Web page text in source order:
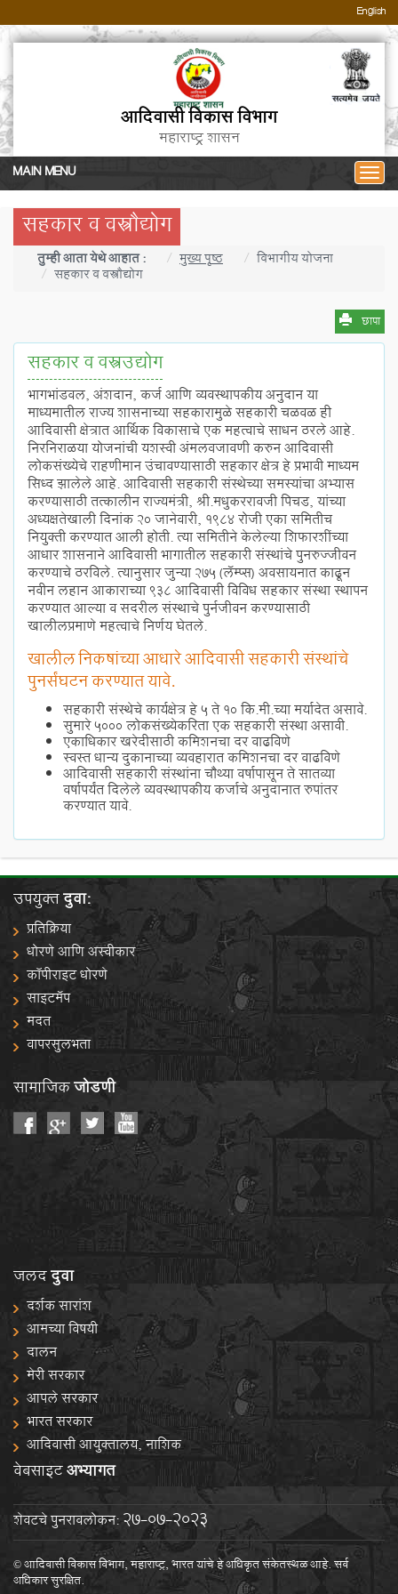
आदिवासी विकास विभाग
महाराष्ट्र शासन
MAIN MENU
सहकार व वस्त्रौद्योग
तुम्ही आता येथे आहात : मुख्य पृष्ठ विभागीय योजना
सहकार व वस्त्रौद्योग
छापा
सहकार व वस्त्रउद्योग
भागभांडवल, अंशदान, कर्ज आणि व्यवस्थापकीय अनुदान या
माध्यमातील राज्य शासनाच्या सहकारामुळे सहकारी चळवळ ही
आदिवासी क्षेत्रात आर्थिक विकासाचे एक महत्वाचे साधन ठरले आहे.
निरनिराळया योजनांची यशस्वी अंमलबजावणी करुन आदिवासी
लोकसंख्येचे राहणीमान उंचावण्यासाठी सहकार क्षेत्र हे प्रभावी माध्यम
सिध्द झालेले आहे. आदिवासी सहकारी संस्थेच्या समस्यांचा अभ्यास
करण्यासाठी तत्कालीन राज्यमंत्री, श्री.मधुकररावजी पिचड, यांच्या
अध्यक्षतेखाली दिनांक 20 जानेवारी, 1984 रोजी एका समितीच
नियुक्ती करण्यात आली होती. त्या समितीने केलेल्या शिफारशींच्या
आधार शासनाने आदिवासी भागातील सहकारी संस्थांचे पुनरुज्जीवन
करण्याचे ठरविले. त्यानुसार जुन्या 275 (लॅम्प्स) अवसायनात काढून
नवीन लहान आकाराच्या 938 आदिवासी विविध सहकार संस्था स्थापन
करण्यात आल्या व सदरील संस्थाचे पुर्नजीवन करण्यासाठी
खालीलप्रमाणे महत्वाचे निर्णय घेतले.
खालील निकषांच्या आधारे आदिवासी सहकारी संस्थांचे
पुनर्संघटन करण्यात यावे.
सहकारी संस्थेचे कार्यक्षेत्र हे 5 ते 10 कि.मी.च्या मर्यादेत असावे.
सुमारे 5000 लोकसंख्येकरिता एक सहकारी संस्था असावी.
एकाधिकार खरेदीसाठी कमिशनचा दर वाढविणे
स्वस्त धान्य दुकानाच्या व्यवहारात कमिशनचा दर वाढविणे
आदिवासी सहकारी संस्थांना चौथ्या वर्षापासून ते सातव्या
वर्षापर्यंत दिलेले व्यवस्थापकीय कर्जाचे अनुदानात रुपांतर
करण्यात यावे.
उपयुक्तदुवा:
प्रतिक्रिया
धोरणे आणि अस्वीकार
कॉपीराइट धोरणे
साइटमॅप
मदत
वापरसुलभता
सामाजिकजोडणी
जलददुवा
दर्शक सारांश
आमच्या विषयी
दालन
मेरी सरकार
आपले सरकार
भारत सरकार
आदिवासी आयुक्तालय, नाशिक
वेबसाइटअभ्यागत
शेवटचे पुनरावलोकन:२७-०७-२०२३
© आदिवासी विकास विभाग, महाराष्ट्र, भारत यांचे हे अधिकृत संकेतस्थळ आहे. सर्व
अधिकार सुरक्षित.